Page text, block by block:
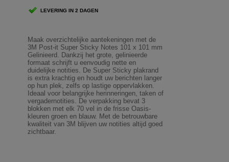
LEVERING IN 2 DAGEN
Maak overzichtelijke aantekeningen met de
3M Post-it Super Sticky Notes 101 x 101 mm
Gelinieerd. Dankzij het grote, gelinieerde
formaat schrijft u eenvoudig nette en
duidelijke notities. De Super Sticky plakrand
is extra krachtig en houdt uw berichten langer
op hun plek, zelfs op lastige oppervlakken.
Ideaal voor belangrijke herinneringen, taken of
vergadernotities. De verpakking bevat 3
blokken met elk 70 vel in de frisse Oasis-
kleuren groen en blauw. Met de betrouwbare
kwaliteit van 3M blijven uw notities altijd goed
zichtbaar.